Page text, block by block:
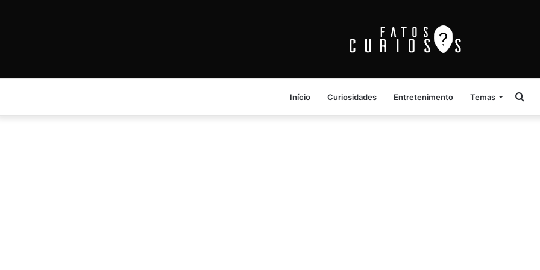
Início Curiosidades Entretenimento Temas